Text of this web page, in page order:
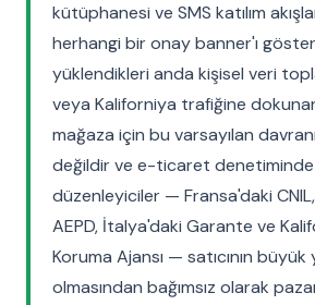
kütüphanesi ve SMS katılım
herhangi bir onay banner'ı
yüklendikleri anda kişisel veri
veya Kaliforniya trafiğine
mağaza için bu varsayılan
değildir ve e-ticaret
düzenleyiciler — Fransa'daki
AEPD, İtalya'daki Garante ve
Koruma Ajansı — satıcının
olmasından bağımsız olarak